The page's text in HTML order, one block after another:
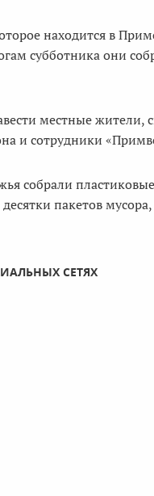
находится в
субботника они
местные жители,
и сотрудники
собрали
пакетов
СЕТЯХ